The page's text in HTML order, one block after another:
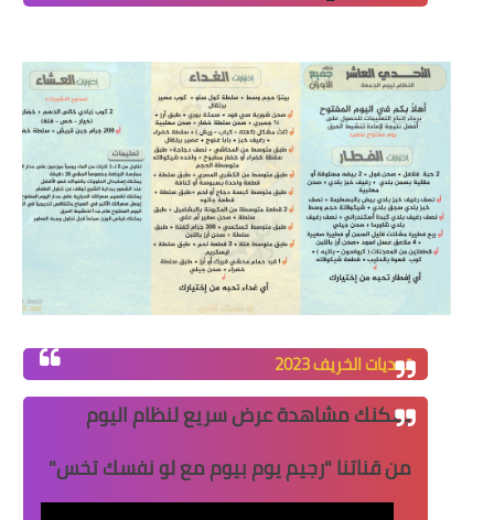
تحديات الخريف 2023
يمكنك مشاهدة عرض سريع لنظام اليوم
من قناتنا "رجيم يوم بيوم مع لو نفسك تخس"